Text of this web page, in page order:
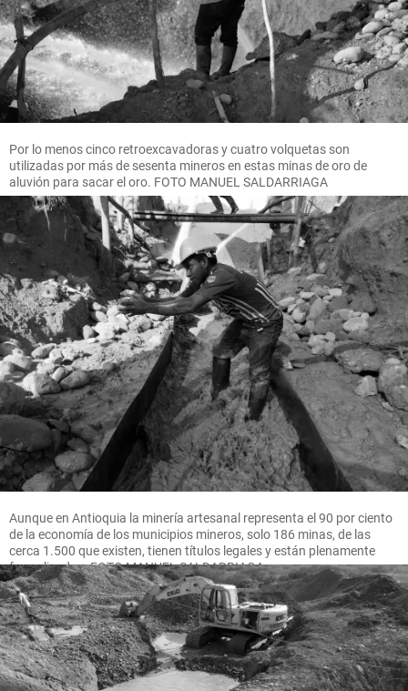
Por lo menos cinco retroexcavadoras y cuatro volquetas son
utilizadas por más de sesenta mineros en estas minas de oro de
aluvión para sacar el oro. FOTO MANUEL SALDARRIAGA
Aunque en Antioquia la minería artesanal representa el 90 por ciento
de la economía de los municipios mineros, solo 186 minas, de las
cerca 1.500 que existen, tienen títulos legales y están plenamente
formalizadas. FOTO MANUEL SALDARRIAGA